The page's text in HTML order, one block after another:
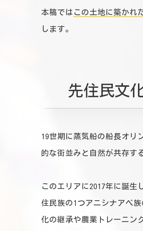
本稿では この土地に築かれ
します。
先住民文
19世期に蒸気船の船長オリ
的な街並みと自然が共存す
このエリアに2017年に誕
住民族の1つアニシナアベ
化の継承や農業トレーニン